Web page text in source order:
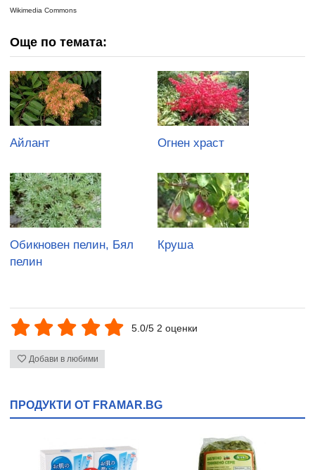
Wikimedia Commons
Още по темата:
Айлант Огнен храст
Обикновен пелин, Бял
пелин
Круша
5.0/5 2 оценки
Добави в любими
ПРОДУКТИ ОТ FRAMAR.BG